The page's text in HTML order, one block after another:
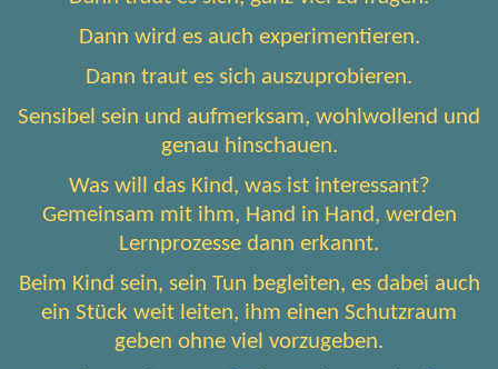
Dann wird es auch experimentieren.
Dann traut es sich auszuprobieren.
Sensibel sein und aufmerksam, wohlwollend und
genau hinschauen.
Was will das Kind, was ist interessant?
Gemeinsam mit ihm, Hand in Hand, werden
Lernprozesse dann erkannt.
Beim Kind sein, sein Tun begleiten, es dabei auch
ein Stück weit leiten, ihm einen Schutzraum
geben ohne viel vorzugeben.